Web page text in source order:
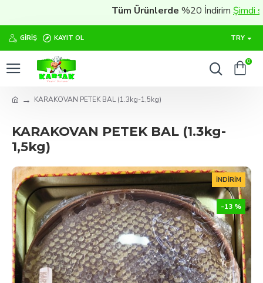
Tüm Ürünlerde%20 İndirimŞimdi satın
GIRIŞ KAYIT OL TRY
0
KARAKOVAN PETEK BAL (1.3kg-1,5kg)
KARAKOVAN PETEK BAL (1.3kg-
1,5kg)
İNDIRIM
-13 %